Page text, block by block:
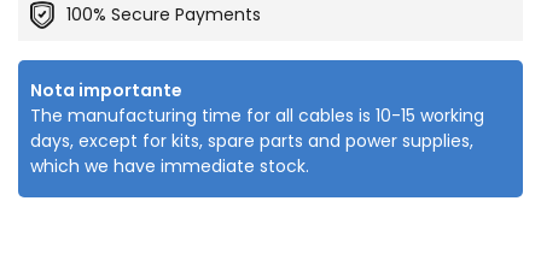
100% Secure Payments
Nota importante
The manufacturing time for all cables is 10-15 working
days, except for kits, spare parts and power supplies,
which we have immediate stock.